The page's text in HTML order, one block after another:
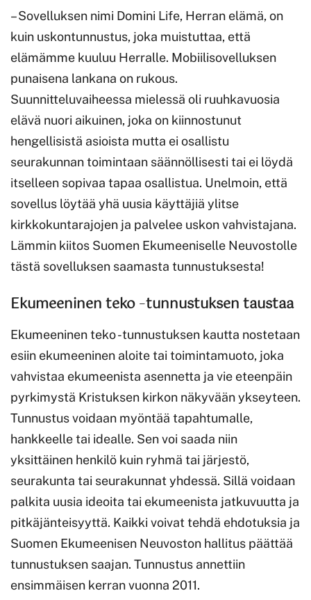
– Sovelluksen nimi Domini Life, Herran elämä, on
kuin uskontunnustus, joka muistuttaa, että
elämämme kuuluu Herralle. Mobiilisovelluksen
punaisena lankana on rukous.
Suunnitteluvaiheessa mielessä oli ruuhkavuosia
elävä nuori aikuinen, joka on kiinnostunut
hengellisistä asioista mutta ei osallistu
seurakunnan toimintaan säännöllisesti tai ei löydä
itselleen sopivaa tapaa osallistua. Unelmoin, että
sovellus löytää yhä uusia käyttäjiä ylitse
kirkkokuntarajojen ja palvelee uskon vahvistajana.
Lämmin kiitos Suomen Ekumeeniselle Neuvostolle
tästä sovelluksen saamasta tunnustuksesta!
Ekumeeninen teko–tunnustuksen taustaa
Ekumeeninen teko -tunnustuksen kautta nostetaan
esiin ekumeeninen aloite tai toimintamuoto, joka
vahvistaa ekumeenista asennetta ja vie eteenpäin
pyrkimystä Kristuksen kirkon näkyvään ykseyteen.
Tunnustus voidaan myöntää tapahtumalle,
hankkeelle tai idealle. Sen voi saada niin
yksittäinen henkilö kuin ryhmä tai järjestö,
seurakunta tai seurakunnat yhdessä. Sillä voidaan
palkita uusia ideoita tai ekumeenista jatkuvuutta ja
pitkäjänteisyyttä. Kaikki voivat tehdä ehdotuksia ja
Suomen Ekumeenisen Neuvoston hallitus päättää
tunnustuksen saajan. Tunnustus annettiin
ensimmäisen kerran vuonna 2011.